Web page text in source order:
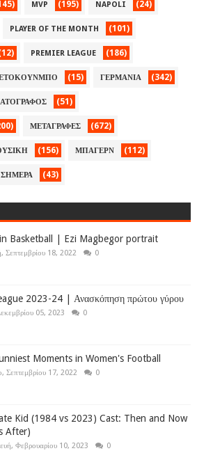
MVP (195) NAPOLI (24)
PLAYER OF THE MONTH (101)
PREMIER LEAGUE (186)
(15) ΓΕΡΜΑΝΙΑ (342)
(51)
ΜΕΤΑΓΡΑΦΕΣ (672)
(156) ΜΠΑΓΕΡΝ (112)
(43)
Basketball | Ezi Magbegor portrait
Σεπτεμβρίου 18, 2022 0
2023-24 | Ανασκόπηση πρώτου γύρου
05, 2023 0
Moments in Women's Football
Σεπτεμβρίου 17, 2022 0
Kid (1984 vs 2023) Cast: Then and Now
After)
Φεβρουαρίου 10, 2023 0